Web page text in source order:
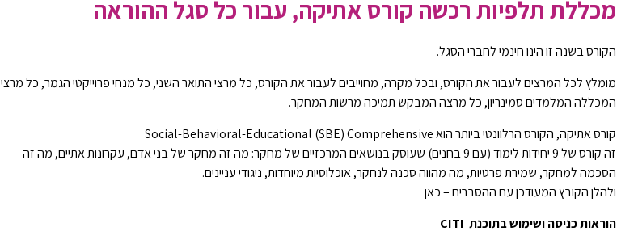
מכללת תלפיות רכשה קורס אתיקה, עבור כל סגל ההוראה
הקורס בשנה זו הינו חינמי לחברי הסגל.
מומלץ לכל המרצים לעבור את הקורס, ובכל מקרה, מחוייבים לעבור את הקורס, כל מרצי התואר השני, כל מנחי פרוייקטי הגמר, כל מרצי
המכללה המלמדים סמינריון, כל מרצה המבקש תמיכה מרשות המחקר.
קורס אתיקה, הקורס הרלוונטי ביותר הוא Social-Behavioral-Educational (SBE) Comprehensive
זה קורס של 9 יחידות לימוד (עם 9 בחנים) שעוסק בנושאים המרכזיים של מחקר: מה זה מחקר של בני אדם, עקרונות אתיים, מה זה
הסכמה למחקר, שמירת פרטיות, מה מהווה סכנה לנחקר, אוכלוסיות מיוחדות, ניגודי עניינים.
ולהלן הקובץ המעודכן עם ההסברים –כאן
הוראות כניסה ושימוש בתוכנת